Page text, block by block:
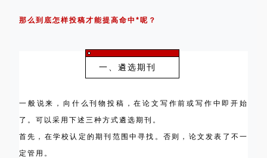
那么到底怎样投稿才能提高命中*呢？
一、遴选期刊
一般说来，向什么刊物投稿，在论文写作前或写作中即开始
了。可以采用下述三种方式遴选期刊。
首先，在学校认定的期刊范围中寻找。否则，论文发表了不一
定管用。